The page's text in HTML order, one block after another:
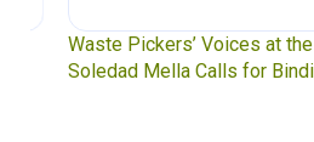
Waste Pickers’ Voices at the
Soledad Mella Calls for Binding